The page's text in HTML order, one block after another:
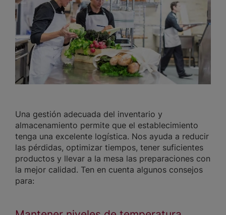
Una gestión adecuada del inventario y
almacenamiento permite que el establecimiento
tenga una excelente logística. Nos ayuda a reducir
las pérdidas, optimizar tiempos, tener suficientes
productos y llevar a la mesa las preparaciones con
la mejor calidad. Ten en cuenta algunos consejos
para: